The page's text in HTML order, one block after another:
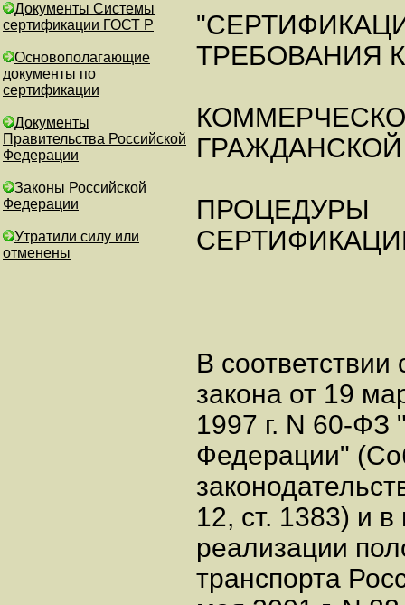
Документы Системы
сертификации ГОСТ Р
Основополагающие
документы по
сертификации
Документы
Правительства Российской
Федерации
Законы Российской
Федерации
Утратили силу или
отменены
ТРЕБОВАНИЯ
ПРОЦЕДУРЫ
В
закона от 19
1997 г. N 60-ФЗ
Федерации"
12, ст. 1383) и в
реализации
транспорта